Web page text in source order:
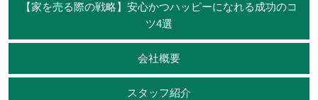
【家を売る際の戦略】安心かつハッピーになれる成功のコ
ツ4選
会社概要
スタッフ紹介